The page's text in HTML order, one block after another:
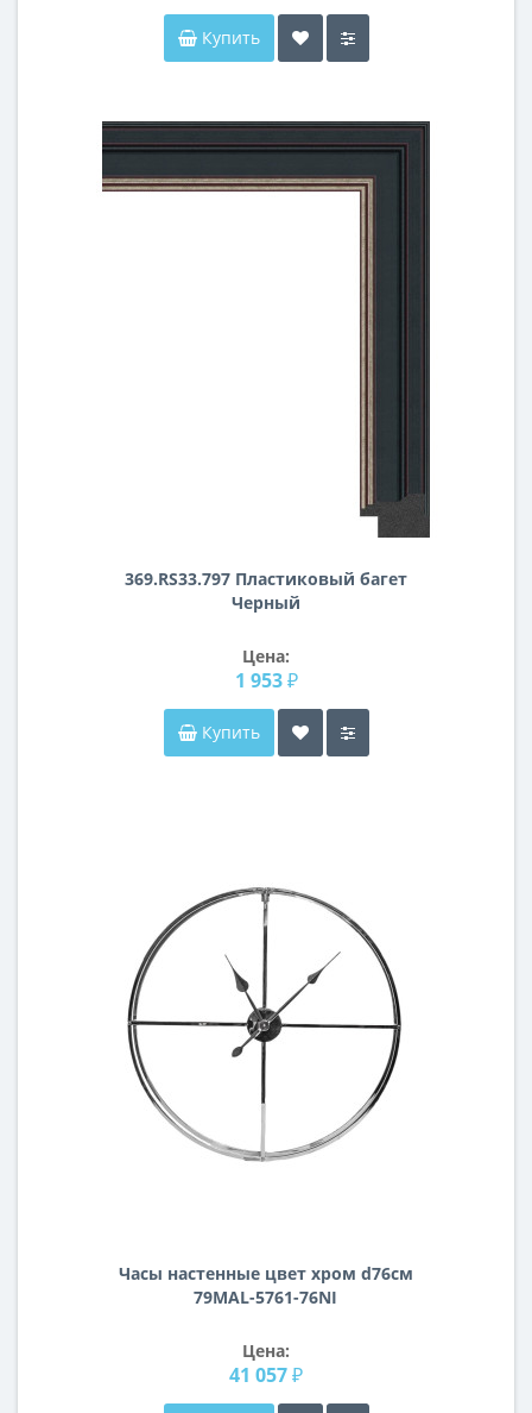
Купить
369.RS33.797 Пластиковый багет
Черный
Цена:
1 953 ₽
Купить
Часы настенные цвет хром d76см
79MAL-5761-76NI
Цена:
41 057 ₽